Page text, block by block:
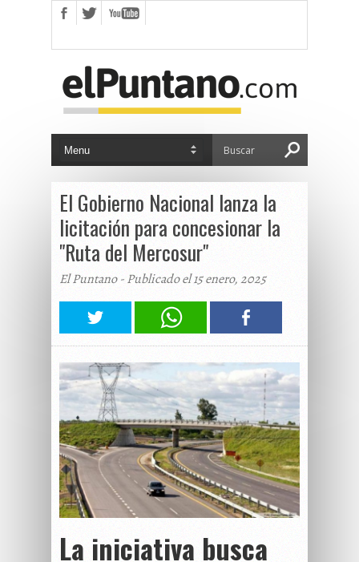
El Gobierno Nacional lanza la
licitación para concesionar la
"Ruta del Mercosur"
El Puntano - Publicado el 15 enero, 2025
La iniciativa busca